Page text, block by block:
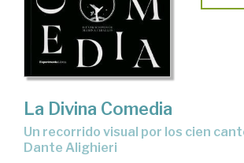
La Divina Comedia
un recorrido visual por los cien cantos de la obra de
Dante Alighieri